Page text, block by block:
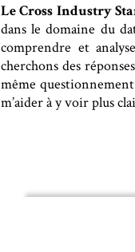
Le Cross Industry
dans le domaine du
comprendre et
cherchons des
même
m’aider à y voir plus